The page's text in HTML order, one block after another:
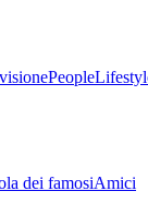
People
dei famosiAmici